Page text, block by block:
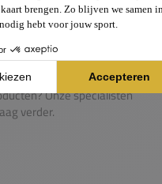
de sport
Onze specialisten
verder.